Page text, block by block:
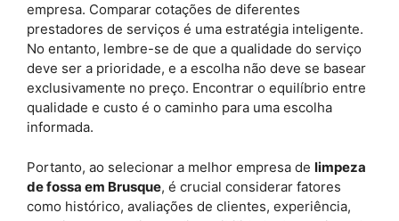
empresa. Comparar cotações de diferentes
prestadores de serviços é uma estratégia inteligente.
No entanto, lembre-se de que a qualidade do serviço
deve ser a prioridade, e a escolha não deve se basear
exclusivamente no preço. Encontrar o equilíbrio entre
qualidade e custo é o caminho para uma escolha
informada.
Portanto, ao selecionar a melhor empresa de limpeza
de fossa em Brusque, é crucial considerar fatores
como histórico, avaliações de clientes, experiência,